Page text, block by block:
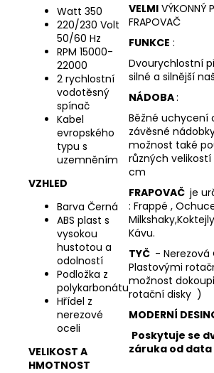
Watt 350
220/230 Volt
50/60 Hz
RPM 15000-
22000
2 rychlostní
vodotěsný
spínač
Kabel
evropského
typu s
uzemněním
VZHLED
Barva Černá
ABS plast s
vysokou
hustotou a
odolností
Podložka z
polykarbonátu
Hřídel z
nerezové
oceli
VELIKOST A
HMOTNOST
VELMI VÝKONNÝ
FRAPOVAČ
FUNKCE :
Dvourychlostní
silné a silnější
NÁDOBA:
Běžné uchycení
závěsné
možnost také
různých velikostí
cm
FRAPOVAČ je
: Frappé ,
Kávu.
TYČ - Nerezová
Plastovými
možnost
rotační disky )
MODERNÍ
Poskytuje se
záruka od